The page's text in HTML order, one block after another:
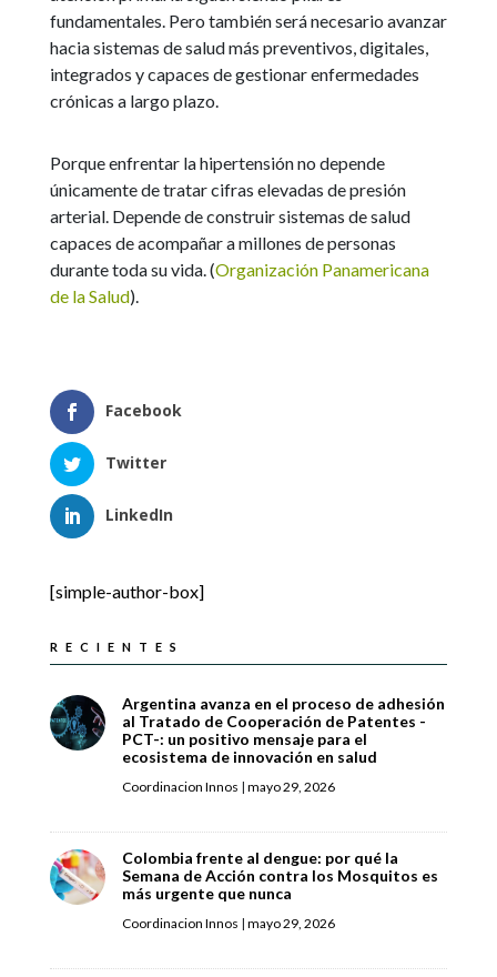
fundamentales. Pero también será necesario avanzar
hacia sistemas de salud más preventivos, digitales,
integrados y capaces de gestionar enfermedades
crónicas a largo plazo.
Porque enfrentar la hipertensión no depende
únicamente de tratar cifras elevadas de presión
arterial. Depende de construir sistemas de salud
capaces de acompañar a millones de personas
durante toda su vida. (Organización Panamericana
de la Salud).
Facebook
Twitter
LinkedIn
[simple-author-box]
RECIENTES
Argentina avanza en el proceso de adhesión
al Tratado de Cooperación de Patentes -
PCT-: un positivo mensaje para el
ecosistema de innovación en salud
Coordinacion Innos | mayo 29, 2026
Colombia frente al dengue: por qué la
Semana de Acción contra los Mosquitos es
más urgente que nunca
Coordinacion Innos | mayo 29, 2026